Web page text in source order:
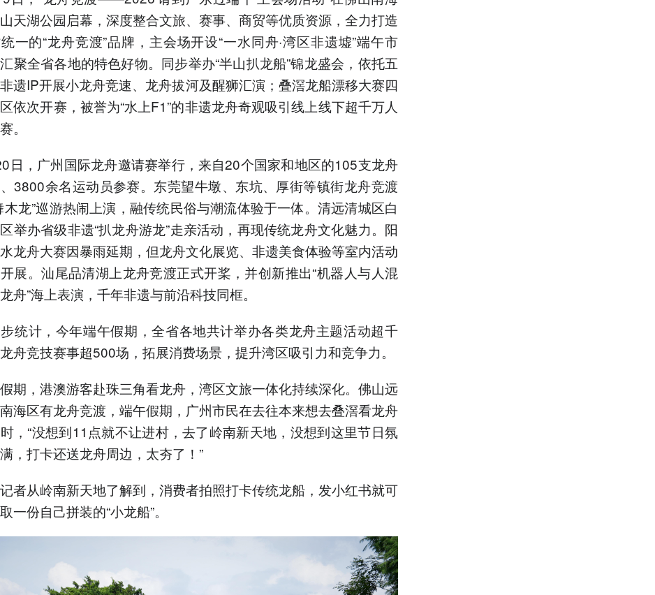
天湖公园启幕，深度整合文旅、赛事、商贸等优质资源，全力打造
一的“龙舟竞渡”品牌，主会场开设“一水同舟·湾区非遗墟”端午市
聚全省各地的特色好物。同步举办“半山扒龙船”锦龙盛会，依托五
遗IP开展小龙舟竞速、龙舟拔河及醒狮汇演；叠滘龙船漂移大赛四
依次开赛，被誉为“水上F1”的非遗龙舟奇观吸引线上线下超千万人
。
日，广州国际龙舟邀请赛举行，来自20个国家和地区的105支龙舟
3800余名运动员参赛。东莞望牛墩、东坑、厚街等镇街龙舟竞渡
木龙”巡游热闹上演，融传统民俗与潮流体验于一体。清远清城区白
举办省级非遗“扒龙舟游龙”走亲活动，再现传统龙舟文化魅力。阳
龙舟大赛因暴雨延期，但龙舟文化展览、非遗美食体验等室内活动
展。汕尾品清湖上龙舟竞渡正式开桨，并创新推出“机器人与人混
舟”海上表演，千年非遗与前沿科技同框。
统计，今年端午假期，全省各地共计举办各类龙舟主题活动超千
舟竞技赛事超500场，拓展消费场景，提升湾区吸引力和竞争力。
期，港澳游客赴珠三角看龙舟，湾区文旅一体化持续深化。佛山远
海区有龙舟竞渡，端午假期，广州市民在去往本来想去叠滘看龙舟
，“没想到11点就不让进村，去了岭南新天地，没想到这里节日氛
，打卡还送龙舟周边，太夯了！”
者从岭南新天地了解到，消费者拍照打卡传统龙船，发小红书就可
一份自己拼装的“小龙船”。